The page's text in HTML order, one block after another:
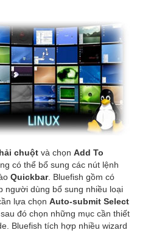
chuột và chọn Add To
có thể bổ sung các nút lệnh
Quickbar. Bluefish gồm có
người dùng bổ sung nhiều loại
lựa chọn Auto-submit Select
, sau đó chọn những mục cần thiết
Bluefish tích hợp nhiều wizard